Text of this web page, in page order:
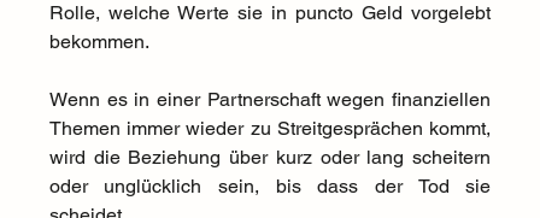
Rolle, welche Werte sie in puncto Geld vorgelebt
bekommen.
Wenn es in einer Partnerschaft wegen finanziellen
Themen immer wieder zu Streitgesprächen kommt,
wird die Beziehung über kurz oder lang scheitern
oder unglücklich sein, bis dass der Tod sie